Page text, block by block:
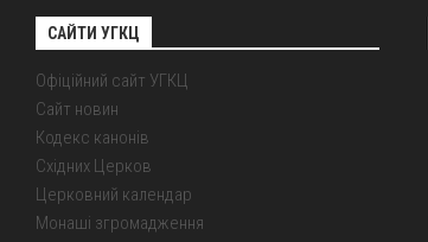
САЙТИ УГКЦ
Офіційний сайт УГКЦ
Сайт новин
Кодекс канонів
Східних Церков
Церковний календар
Монаші згромадження